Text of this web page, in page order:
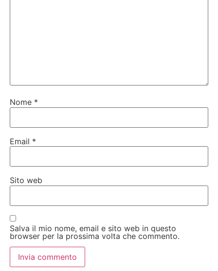
Nome *
Email *
Sito web
Salva il mio nome, email e sito web in questo
browser per la prossima volta che commento.